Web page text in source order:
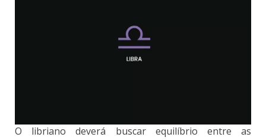
O libriano deverá buscar equilíbrio entre as